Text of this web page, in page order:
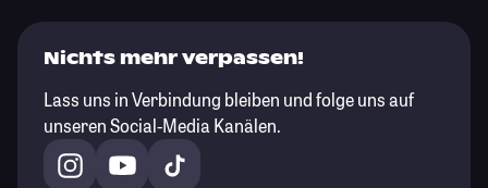
Nichts mehr verpassen!
Lass uns in Verbindung bleiben und folge uns auf
unseren Social-Media Kanälen.